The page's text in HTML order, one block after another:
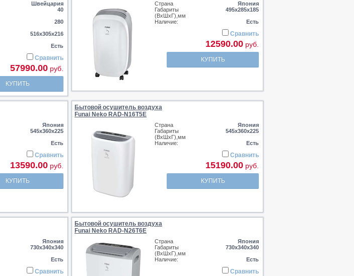
Швейцария
40
280
516х305х216
Есть
Сравнить
57990.00 руб.
КУПИТЬ
Страна
Япония
Габариты
(ВхШхГ),мм
495х285х185
Наличие:
Есть
Сравнить
12590.00 руб.
КУПИТЬ
Япония
545х360х225
Есть
Сравнить
13590.00 руб.
КУПИТЬ
Бытовой осушитель воздуха
Funai Neko RAD-N16T5E
Страна
Япония
Габариты
(ВхШхГ),мм
545х360х225
Наличие:
Есть
Сравнить
15190.00 руб.
КУПИТЬ
Япония
730х340х340
Есть
Сравнить
Бытовой осушитель воздуха
Funai Neko RAD-N26T6E
Страна
Япония
Габариты
(ВхШхГ),мм
730х340х340
Наличие:
Есть
Сравнить